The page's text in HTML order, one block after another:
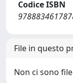
Codice ISBN
File in questo
Non ci sono